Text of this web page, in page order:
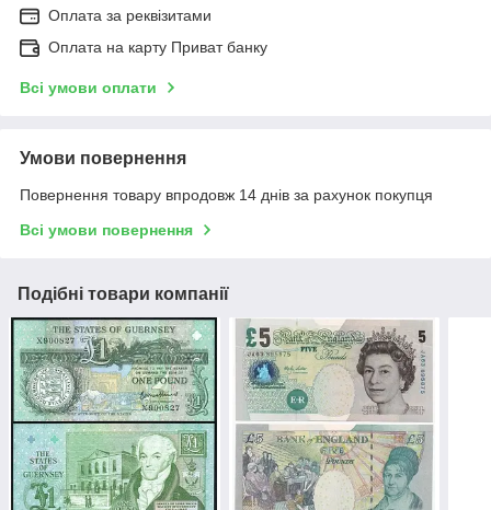
Оплата за реквізитами
Оплата на карту Приват банку
Всі умови оплати
Умови повернення
Повернення товару впродовж 14 днів за рахунок покупця
Всі умови повернення
Подібні товари компанії